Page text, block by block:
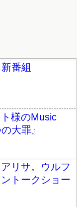
番組
様のMusic
大罪』
リサ。ウルフ
トークショー